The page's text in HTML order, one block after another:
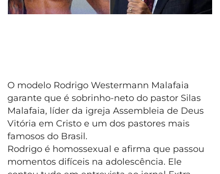
O modelo Rodrigo Westermann Malafaia
garante que é sobrinho-neto do pastor Silas
Malafaia, líder da igreja Assembleia de Deus
Vitória em Cristo e um dos pastores mais
famosos do Brasil.
Rodrigo é homossexual e afirma que passou
momentos difíceis na adolescência. Ele